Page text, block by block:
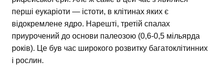
перші еукаріоти — істоти, в клітинах яких є
відокремлене ядро. Нарешті, третій спалах
приурочений до основи палеозою (0,6-0,5 мільярда
років). Це був час широкого розвитку багатоклітинних
і рослин.